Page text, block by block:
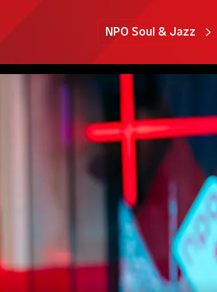
NPO Soul & Jazz